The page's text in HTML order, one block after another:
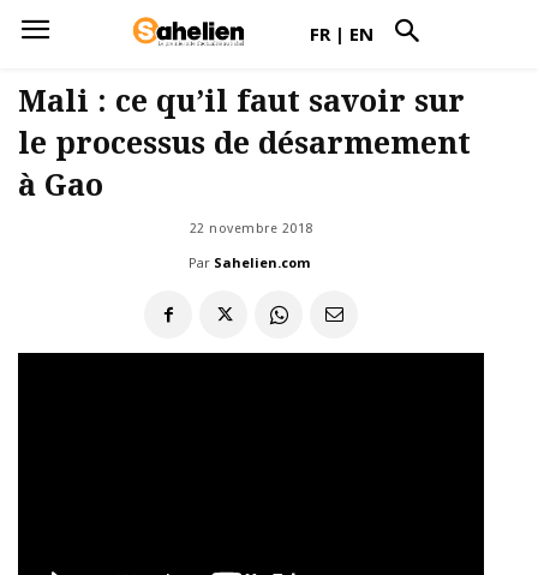
FR | EN
Mali : ce qu’il faut savoir sur
le processus de désarmement
à Gao
22 novembre 2018
Par Sahelien.com